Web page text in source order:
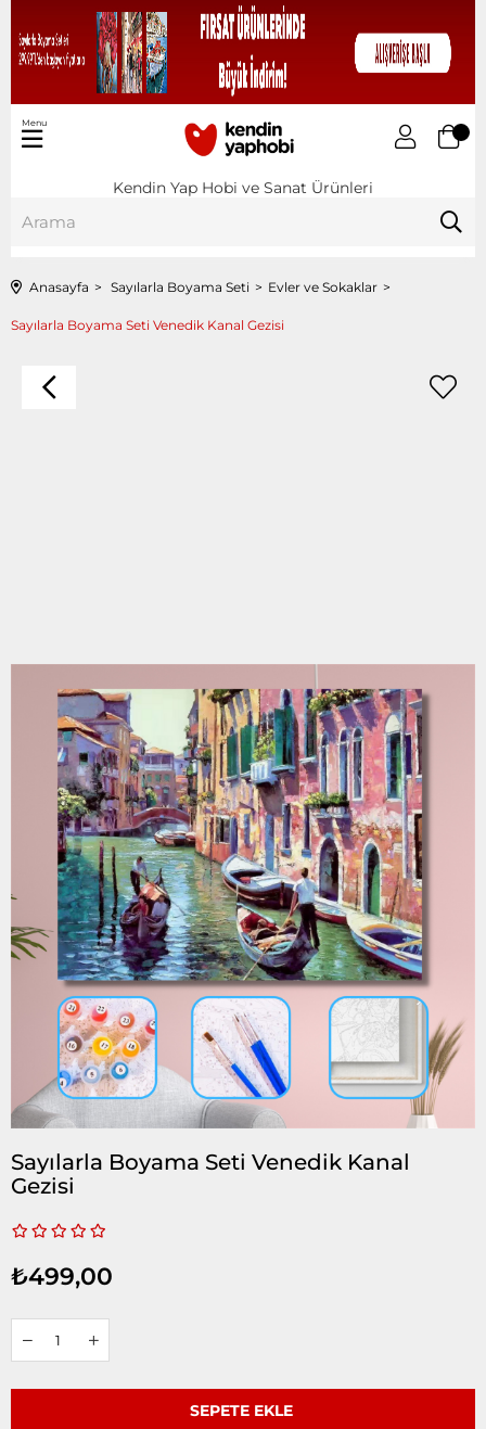
Kendin Yap Hobi ve Sanat Ürünleri
Menu
Anasayfa Sayılarla Boyama Seti Evler ve Sokaklar
Sayılarla Boyama Seti Venedik Kanal Gezisi
Sayılarla Boyama Seti Venedik Kanal
Gezisi
₺499,00